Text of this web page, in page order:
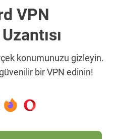
VPN
konumunuzu gizleyin.
güvenilir bir VPN edinin!